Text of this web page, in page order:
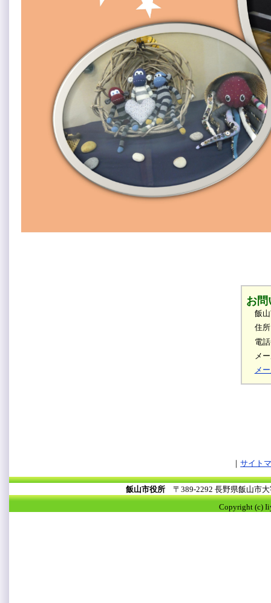
お問
飯
住
電
メ
メ
サイト
飯山市役所 〒389-2292 長野県飯山市
Copyright (c)